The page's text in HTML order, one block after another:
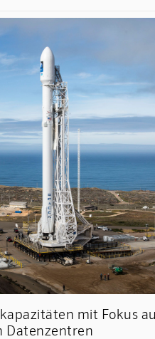
mit Fokus
Datenzentren